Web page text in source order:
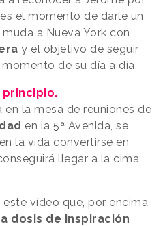
el momento de darle un
a Nueva York con
y el objetivo de seguir
de su día a día.
principio.
en la mesa de reuniones de
en la 5ª Avenida, se
la vida convertirse en
llegar a la cima
vídeo que, por encima
dosis de inspiración